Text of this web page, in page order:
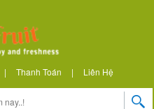
| Thanh Toán | Liên Hệ